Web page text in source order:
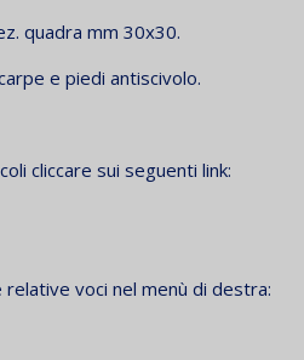
quadra mm 30x30.
e piedi antiscivolo.
cliccare sui seguenti link:
relative voci nel menù di destra: